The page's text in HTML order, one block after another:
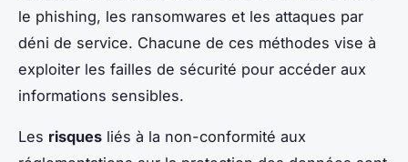
le phishing, les ransomwares et les attaques par
déni de service. Chacune de ces méthodes vise à
exploiter les failles de sécurité pour accéder aux
informations sensibles.
Les risques liés à la non-conformité aux